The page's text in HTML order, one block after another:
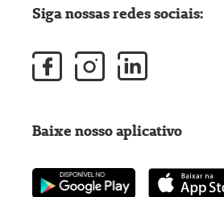
Siga nossas redes sociais:
Baixe nosso aplicativo